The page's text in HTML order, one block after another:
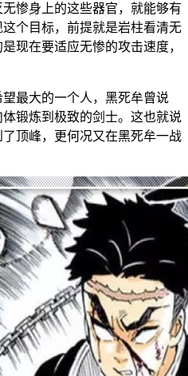
惨身上的这些器官，就能够有
个目标，前提就是岩柱看清无
现在要适应无惨的攻击速度，
最大的一个人，黑死牟曾说
锻炼到极致的剑士。这也就说
顶峰，更何况又在黑死牟一战